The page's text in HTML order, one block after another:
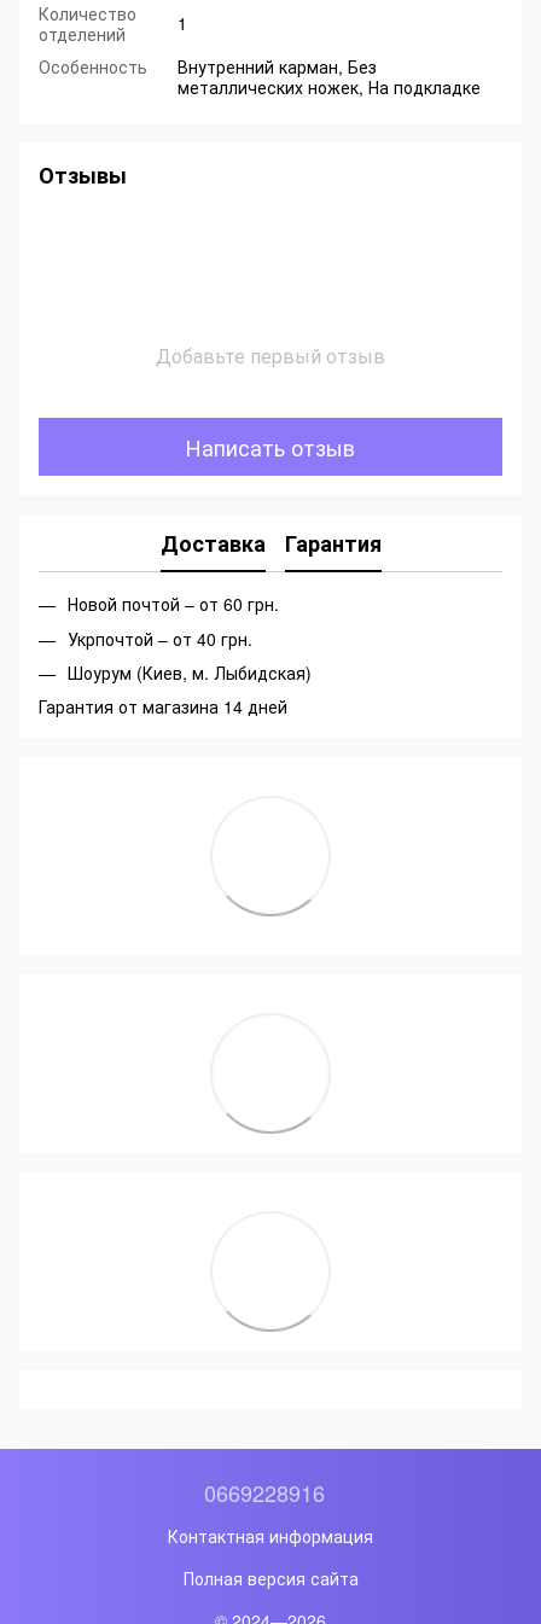
Количество
отделений
1
Особенность
Внутренний карман, Без
металлических ножек, На подкладке
Отзывы
Добавьте первый отзыв
Написать отзыв
Доставка Гарантия
Новой почтой – от 60 грн.
Укрпочтой – от 40 грн.
Шоурум (Киев, м. Лыбидская)
Гарантия от магазина 14 дней
0669228916
Контактная информация
Полная версия сайта